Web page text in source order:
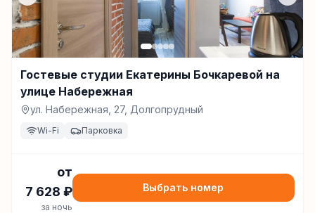
Гостевые студии Екатерины Бочкаревой на
улице Набережная
ул. Набережная, 27, Долгопрудный
Wi-Fi Парковка
от
7 628 ₽
за ночь
Выбрать номер